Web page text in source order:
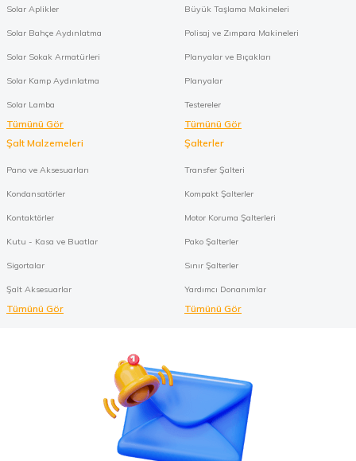
Solar Aplikler
Solar Bahçe Aydınlatma
Solar Sokak Armatürleri
Solar Kamp Aydınlatma
Solar Lamba
Tümünü Gör
Büyük Taşlama Makineleri
Polisaj ve Zımpara Makineleri
Planyalar ve Bıçakları
Planyalar
Testereler
Tümünü Gör
Şalt Malzemeleri
Pano ve Aksesuarları
Kondansatörler
Kontaktörler
Kutu - Kasa ve Buatlar
Sigortalar
Şalt Aksesuarlar
Tümünü Gör
Şalterler
Transfer Şalteri
Kompakt Şalterler
Motor Koruma Şalterleri
Pako Şalterler
Sınır Şalterler
Yardımcı Donanımlar
Tümünü Gör